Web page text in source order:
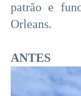
patrão e
Orleans.
ANTES